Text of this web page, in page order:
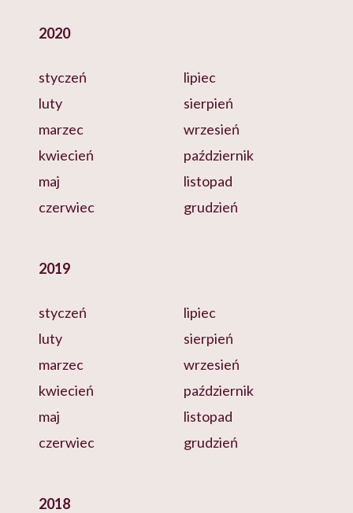
2020
styczeń
luty
marzec
kwiecień
maj
czerwiec
lipiec
sierpień
wrzesień
październik
listopad
grudzień
2019
styczeń
luty
marzec
kwiecień
maj
czerwiec
lipiec
sierpień
wrzesień
październik
listopad
grudzień
2018